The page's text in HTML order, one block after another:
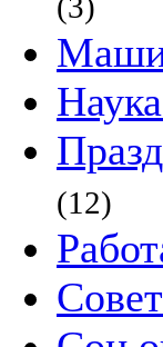
(12)